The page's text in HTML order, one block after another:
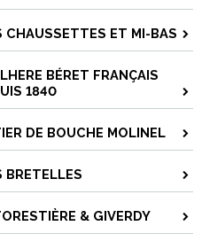
CHAUSSETTES ET MI-BAS
BÉRET FRANÇAIS
1840
DE BOUCHE MOLINEL
BRETELLES
& GIVERDY